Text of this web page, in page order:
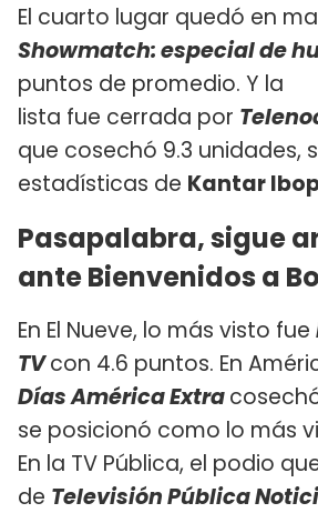
El cuarto lugar quedó en
Showmatch: especial de
puntos de promedio. Y la
lista fue cerrada por
que cosechó 9.3 unidades,
estadísticas de Kantar
Pasapalabra, sigue
ante Bienvenidos a
En El Nueve, lo más visto fue
TVcon 4.6 puntos. En
Días América Extra
se posicionó como lo más
En la TV Pública, el podio
de Televisión Pública